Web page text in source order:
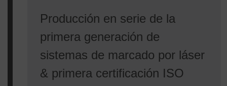
Producción en serie de la
primera generación de
sistemas de marcado por láser
& primera certificación ISO